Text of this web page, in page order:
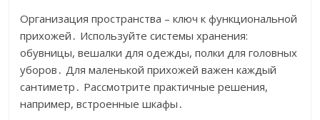
Организация пространства – ключ к функциональной
прихожей․ Используйте системы хранения:
обувницы, вешалки для одежды, полки для головных
уборов․ Для маленькой прихожей важен каждый
сантиметр․ Рассмотрите практичные решения,
например, встроенные шкафы․